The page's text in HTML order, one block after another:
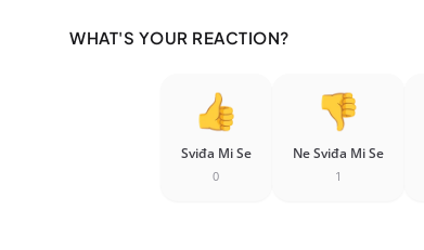
WHAT'S YOUR REACTION?
Sviđa Mi Se
0
Ne Sviđa Mi Se
1